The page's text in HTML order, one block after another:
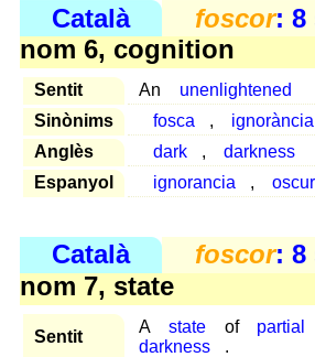
Català foscor: 8
nom 6, cognition
Sentit An unenlightened
Sinònims
fosca , ignorància
Anglès
dark ,
darkness
Espanyol
ignorancia ,
Català foscor: 8
nom 7, state
Sentit
A state of partial
darkness
.